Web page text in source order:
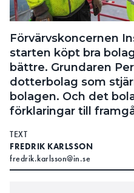
Förvärvskoncernen
starten köpt bra
bättre. Grundaren
dotterbolag som
bolagen. Och det
förklaringar till
TEXT
FREDRIK KARLSSON
fredrik.karlsson@in.se